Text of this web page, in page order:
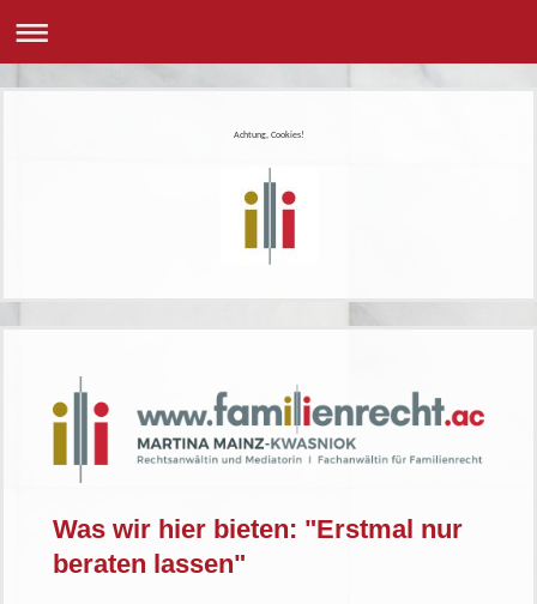
Achtung, Cookies!
Was wir hier bieten: "Erstmal nur
beraten lassen"